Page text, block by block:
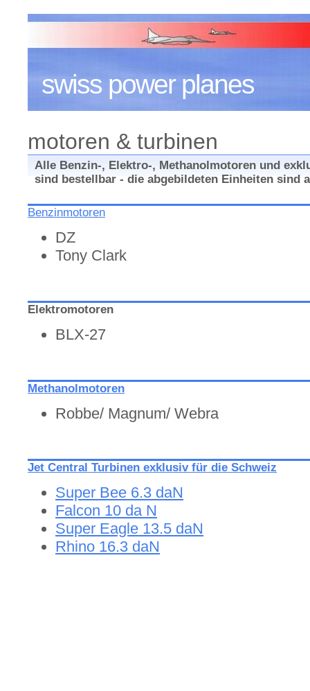
swiss power planes
motoren & turbinen
Alle Benzin-, Elektro-, Methanolmotoren und
sind bestellbar - die abgebildeten Einheiten sind
Benzinmotoren
DZ
Tony Clark
Elektromotoren
BLX-27
Methanolmotoren
Robbe/ Magnum/ Webra
Jet Central Turbinen exklusiv für die Schweiz
Super Bee 6.3 daN
Falcon 10 da N
Super Eagle 13.5 daN
Rhino 16.3 daN